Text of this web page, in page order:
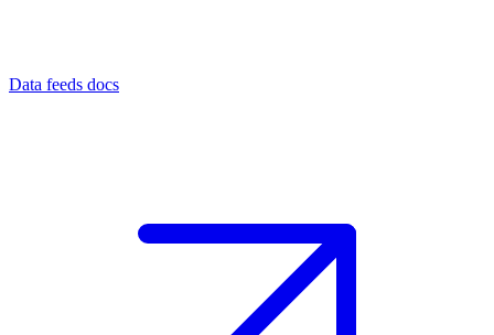
Data feeds docs